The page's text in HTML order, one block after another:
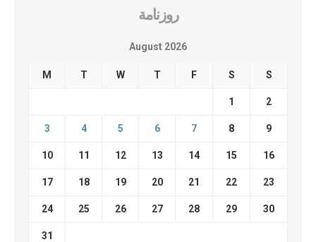
روزنامة
August 2026
M T W T F S S
1 2
3 4 5 6 7 8 9
10 11 12 13 14 15 16
17 18 19 20 21 22 23
24 25 26 27 28 29 30
31